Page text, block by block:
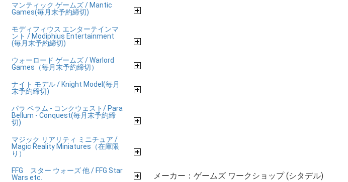
マンティック ゲームズ / Mantic
Games(毎月末予約締切)
モディフィウス エンターテインマ
ント / Modiphius Entertainment
(毎月末予約締切)
ウォーロード ゲームズ / Warlord
Games（毎月末予約締切）
ナイト モデル / Knight Model(毎月
末予約締切)
パラ ベラム - コンクウェスト/ Para
Bellum - Conquest(毎月末予約締
切)
マジック リアリティ ミニチュア /
Magic Reality Miniatures（在庫限
り）
FFG スター ウォーズ 他 / FFG Star
Wars etc.
メーカー：ゲームズ ワークショップ (シタデル)